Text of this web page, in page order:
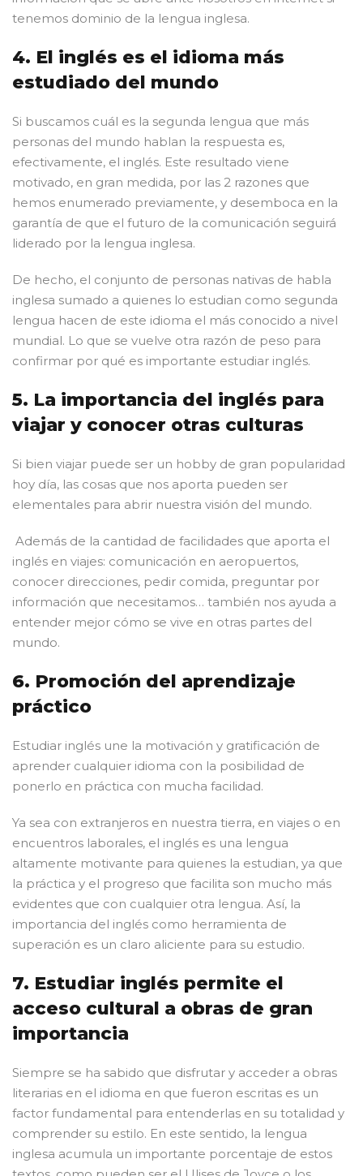
tenemos dominio de la lengua inglesa.
4. El inglés es el idioma más
estudiado del mundo
Si buscamos cuál es la segunda lengua que más
personas del mundo hablan la respuesta es,
efectivamente, el inglés. Este resultado viene
motivado, en gran medida, por las 2 razones que
hemos enumerado previamente, y desemboca en la
garantía de que el futuro de la comunicación seguirá
liderado por la lengua inglesa.
De hecho, el conjunto de personas nativas de habla
inglesa sumado a quienes lo estudian como segunda
lengua hacen de este idioma el más conocido a nivel
mundial. Lo que se vuelve otra razón de peso para
confirmar por qué es importante estudiar inglés.
5. La importancia del inglés para
viajar y conocer otras culturas
Si bien viajar puede ser un hobby de gran popularidad
hoy día, las cosas que nos aporta pueden ser
elementales para abrir nuestra visión del mundo.
Además de la cantidad de facilidades que aporta el
inglés en viajes: comunicación en aeropuertos,
conocer direcciones, pedir comida, preguntar por
información que necesitamos… también nos ayuda a
entender mejor cómo se vive en otras partes del
mundo.
6. Promoción del aprendizaje
práctico
Estudiar inglés une la motivación y gratificación de
aprender cualquier idioma con la posibilidad de
ponerlo en práctica con mucha facilidad.
Ya sea con extranjeros en nuestra tierra, en viajes o en
encuentros laborales, el inglés es una lengua
altamente motivante para quienes la estudian, ya que
la práctica y el progreso que facilita son mucho más
evidentes que con cualquier otra lengua. Así, la
importancia del inglés como herramienta de
superación es un claro aliciente para su estudio.
7. Estudiar inglés permite el
acceso cultural a obras de gran
importancia
Siempre se ha sabido que disfrutar y acceder a obras
literarias en el idioma en que fueron escritas es un
factor fundamental para entenderlas en su totalidad y
comprender su estilo. En este sentido, la lengua
inglesa acumula un importante porcentaje de estos